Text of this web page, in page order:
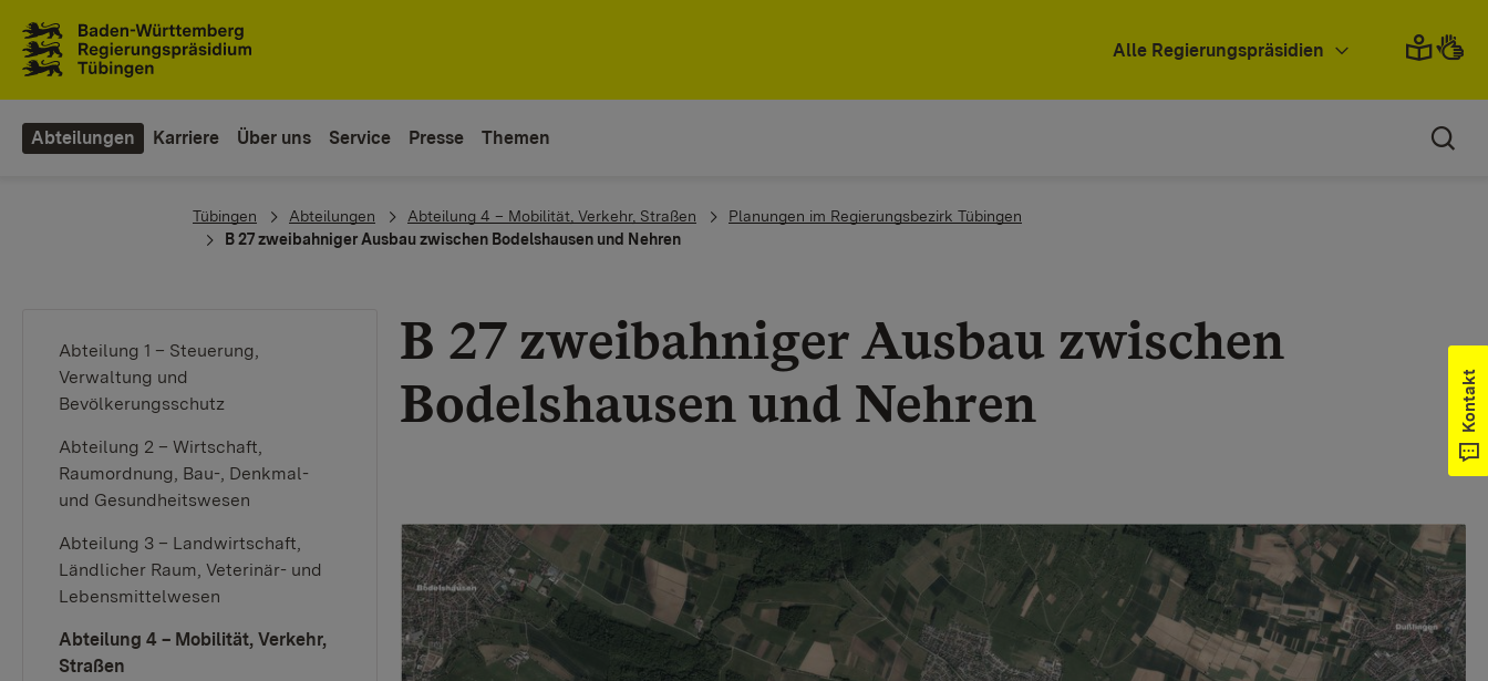
Alle Regierungspräsidien
Abteilungen Karriere Über uns Service Presse Themen
You are here:
Tübingen Abteilungen Abteilung 4 – Mobilität, Verkehr, Straßen
Planungen im Regierungsbezirk Tübingen
B 27 zweibahniger Ausbau zwischen Bodelshausen und Nehren
Abteilung 1 – Steuerung,
Verwaltung und
Bevölkerungsschutz
Abteilung 2 – Wirtschaft,
Raumordnung, Bau-, Denkmal-
und Gesundheitswesen
Abteilung 3 – Landwirtschaft,
Ländlicher Raum, Veterinär- und
Lebensmittelwesen
Abteilung 4 – Mobilität, Verkehr,
Straßen
B 27 zweibahniger Ausbau zwischen
Bodelshausen und Nehren
Kontakt